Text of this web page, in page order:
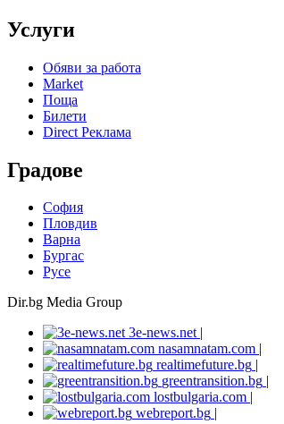
Услуги
Обяви за работа
Market
Поща
Билети
Direct Реклама
Градове
София
Пловдив
Варна
Бургас
Русе
Dir.bg Media Group
3e-news.net |
nasamnatam.com |
realtimefuture.bg |
greentransition.bg |
lostbulgaria.com |
webreport.bg |